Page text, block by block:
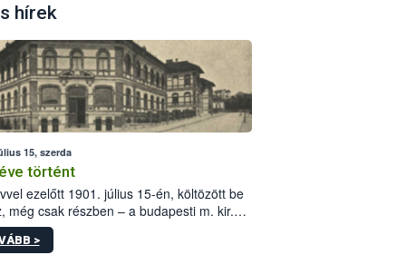
hírek
15, szerda
történt
ezelőtt 1901. július 15-én, költözött be
még csak részben – a budapesti m. kir.
állomás a Kis Rókus utca
alatti, Czigler Győző által tervezett új
>